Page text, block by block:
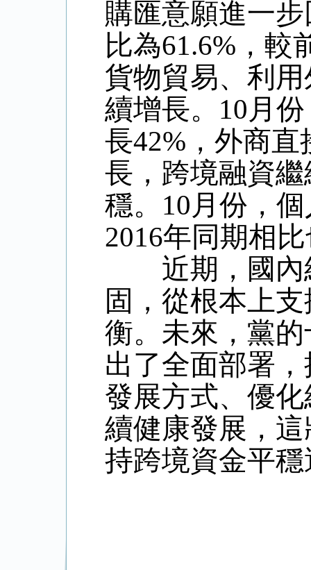
購匯意願進一
比為61.6%，較
貨物貿易、利
續增長。10月
長42%，外商
長，跨境融資
穩。10月份，
2016年同期相
近期，國內
固，從根本上
衡。未來，黨
出了全面部署
發展方式、優
續健康發展，
持跨境資金平